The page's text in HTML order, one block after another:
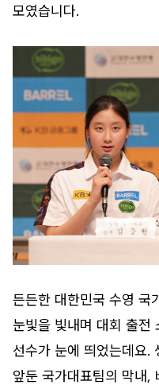
모였습니다.
든든한 대한민국 수영 국
눈빛을 빛내며 대회 출전
선수가 눈에 띄었는데요.
앞둔 국가대표팀의 막내,